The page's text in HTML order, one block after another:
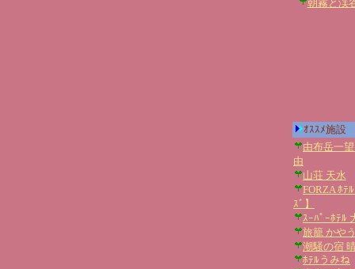
朝霧と渓
ｵｽｽﾒ施設
由布岳一
由
山荘 天水
FORZA ﾎﾃ
ｽﾞ】
ｽｰﾊﾟｰﾎﾃﾙ
旅籠 かや
潮騒の宿
ﾎﾃﾙうみね